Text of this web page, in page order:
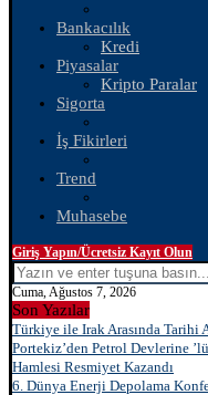
Bankacılık
Kredi
Piyasalar
Kripto Paralar
Sigorta
İş Fikirleri
Trend
Muhasebe
Giriş Yapın/Ücretsiz Kayıt Olun
Cuma, Ağustos 7, 2026
Son Yazılar
Türkiye ile Irak Arasında Tarihi
Portekiz’den Petrol Devlerine
Hamlesi Resmiyet Kazandı
6. Dünya Enerji Depolama